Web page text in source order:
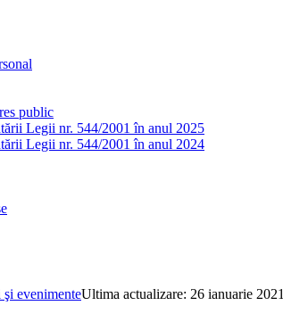
public
Legii nr. 544/2001 în anul 2025
Legii nr. 544/2001 în anul 2024
şi evenimenteUltima actualizare: 26 ianuarie 2021